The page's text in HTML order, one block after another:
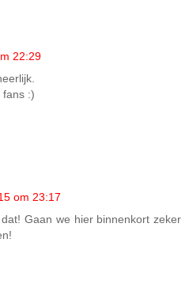
22:29
fans :)
om 23:17
Gaan we hier binnenkort zeker